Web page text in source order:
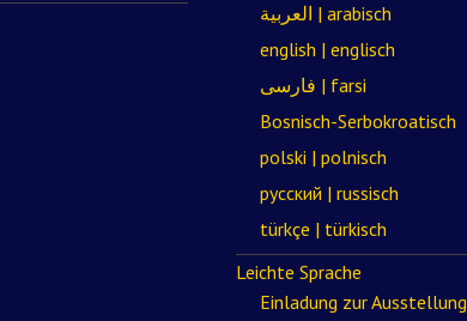
العربية | arabisch
english | englisch
فارسی | farsi
Bosnisch-Serbokroatisch
polski | polnisch
русский | russisch
türkçe | türkisch
Leichte Sprache
Einladung zur Ausstellung